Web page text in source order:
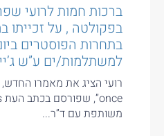
ברכות חמות לרועי
בפקולטה , על זכייתו
בתחרות הפוסטרים
למשתלמות/ים ע”ש
משותפת עם ד”ר...